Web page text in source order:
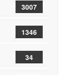
3007
1346
34